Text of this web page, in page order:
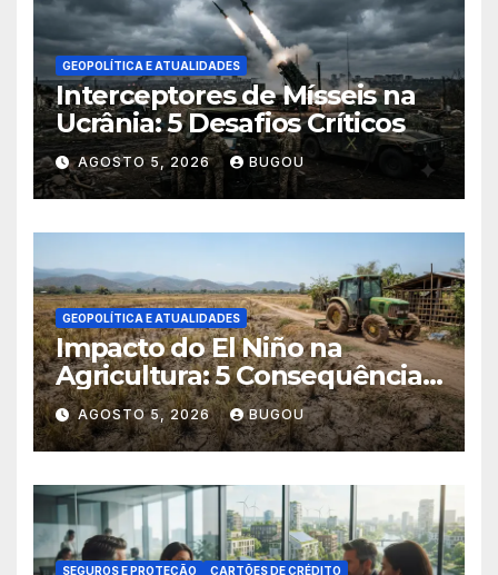
GEOPOLÍTICA E ATUALIDADES
Interceptores de Mísseis na
Ucrânia: 5 Desafios Críticos
AGOSTO 5, 2026 BUGOU
GEOPOLÍTICA E ATUALIDADES
Impacto do El Niño na
Agricultura: 5 Consequências
Críticas
AGOSTO 5, 2026 BUGOU
SEGUROS E PROTEÇÃO CARTÕES DE CRÉDITO